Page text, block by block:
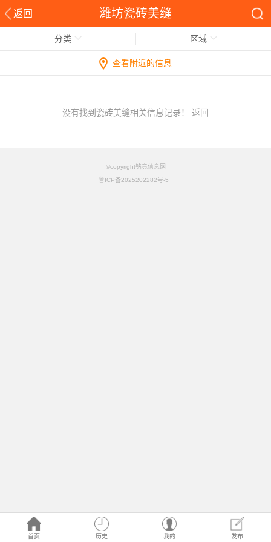
返回 潍坊瓷砖美缝
首页 历史 我的 发布
分类 区域
查看附近的信息
没有找到瓷砖美缝相关信息记录！ 返回
©copyright铭竟信息网
鲁ICP备2025202282号-5